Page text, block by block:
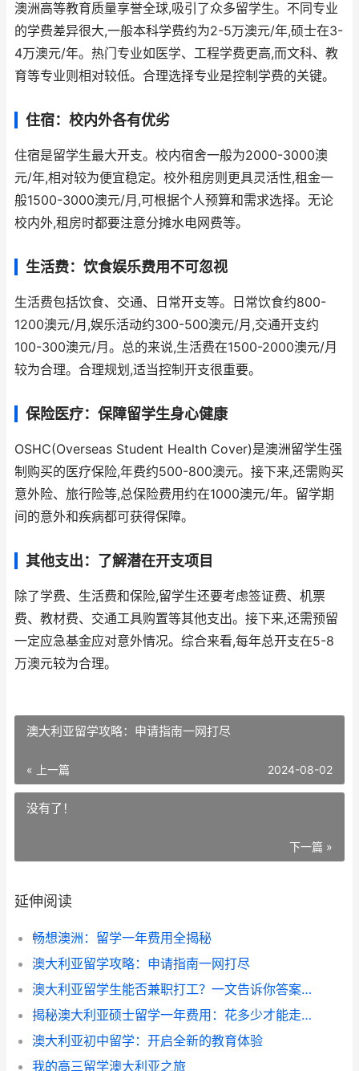
澳洲高等教育质量享誉全球,吸引了众多留学生。不同专业
的学费差异很大,一般本科学费约为2-5万澳元/年,硕士在3-
4万澳元/年。热门专业如医学、工程学费更高,而文科、教
育等专业则相对较低。合理选择专业是控制学费的关键。
住宿：校内外各有优劣
住宿是留学生最大开支。校内宿舍一般为2000-3000澳
元/年,相对较为便宜稳定。校外租房则更具灵活性,租金一
般1500-3000澳元/月,可根据个人预算和需求选择。无论
校内外,租房时都要注意分摊水电网费等。
生活费：饮食娱乐费用不可忽视
生活费包括饮食、交通、日常开支等。日常饮食约800-
1200澳元/月,娱乐活动约300-500澳元/月,交通开支约
100-300澳元/月。总的来说,生活费在1500-2000澳元/月
较为合理。合理规划,适当控制开支很重要。
保险医疗：保障留学生身心健康
OSHC(Overseas Student Health Cover)是澳洲留学生强
制购买的医疗保险,年费约500-800澳元。接下来,还需购买
意外险、旅行险等,总保险费用约在1000澳元/年。留学期
间的意外和疾病都可获得保障。
其他支出：了解潜在开支项目
除了学费、生活费和保险,留学生还要考虑签证费、机票
费、教材费、交通工具购置等其他支出。接下来,还需预留
一定应急基金应对意外情况。综合来看,每年总开支在5-8
万澳元较为合理。
澳大利亚留学攻略：申请指南一网打尽
« 上一篇 2024-08-02
没有了！
下一篇 »
延伸阅读
畅想澳洲：留学一年费用全揭秘
澳大利亚留学攻略：申请指南一网打尽
澳大利亚留学生能否兼职打工？一文告诉你答案！
揭秘澳大利亚硕士留学一年费用：花多少才能走进澳洲校园？
澳大利亚初中留学：开启全新的教育体验
我的高三留学澳大利亚之旅